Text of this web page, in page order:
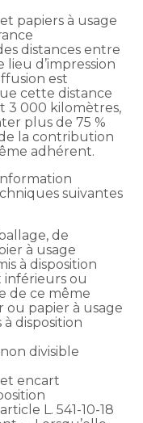
papiers à usage
distances entre
lieu d’impression
est
cette distance
3 000 kilomètres,
plus de 75 %
la contribution
adhérent.
suivantes
de
à usage
à disposition
inférieurs ou
de ce même
ou papier à usage
disposition
divisible
encart
L. 541-10-18